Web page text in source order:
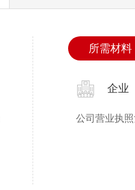
所需材料
企业
公司营业执